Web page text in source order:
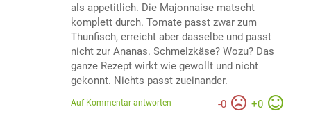
als appetitlich. Die Majonnaise matscht
komplett durch. Tomate passt zwar zum
Thunfisch, erreicht aber dasselbe und passt
nicht zur Ananas. Schmelzkäse? Wozu? Das
ganze Rezept wirkt wie gewollt und nicht
gekonnt. Nichts passt zueinander.
-0 +0
Auf Kommentar antworten